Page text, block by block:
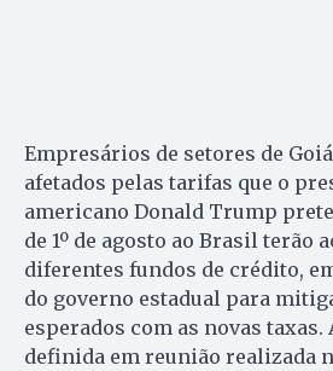
Empresários de setores de
afetados pelas tarifas que o
americano Donald Trump
de 1º de agosto ao Brasil terão
diferentes fundos de crédito,
do governo estadual para
esperados com as novas taxas.
definida em reunião realizada